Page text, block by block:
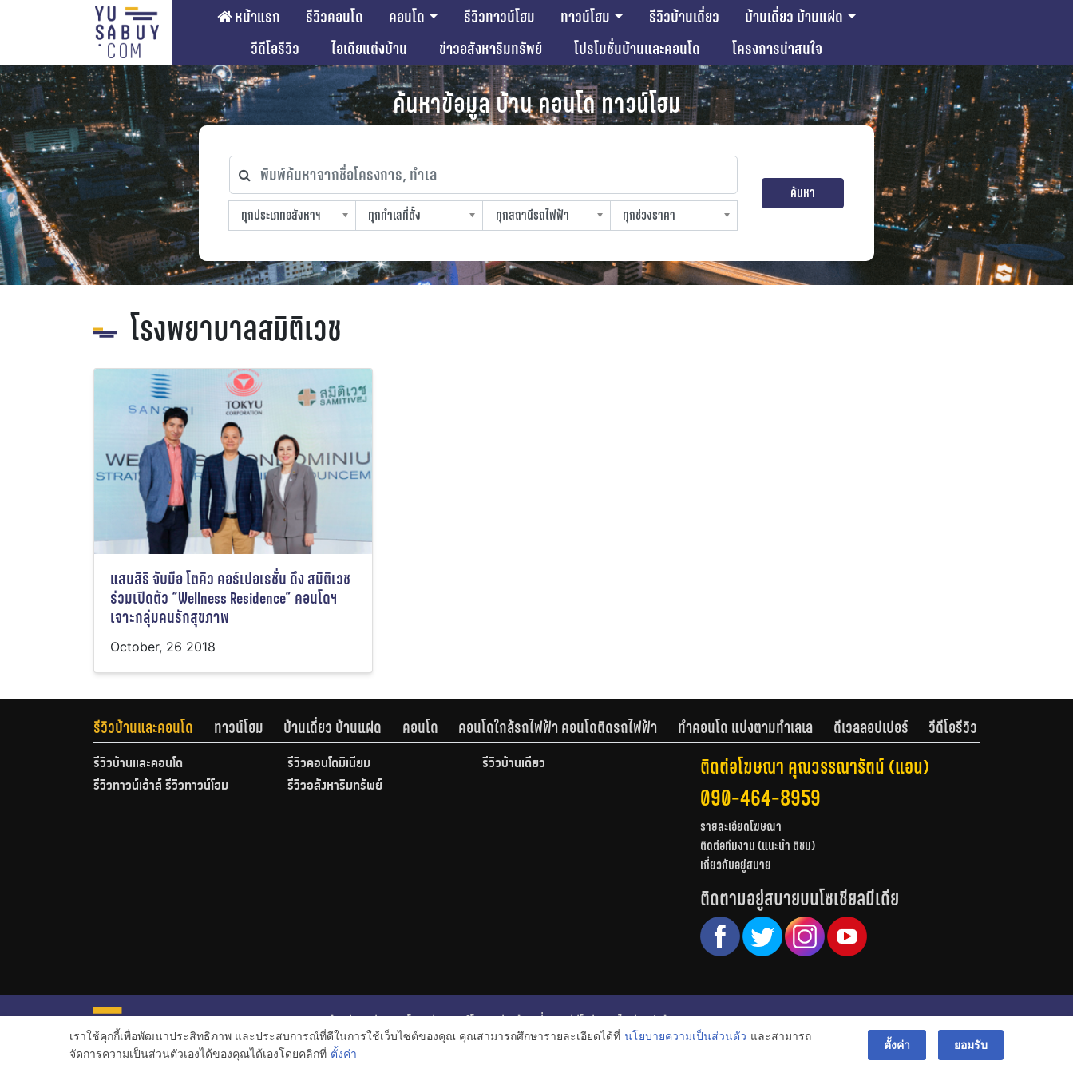
หน้าแรก รีวิวคอนโด คอนโด รีวิวทาวน์โฮม ทาวน์โฮม รีวิวบ้านเดี่ยว
บ้านเดี่ยว บ้านแฝด
วีดีโอรีวิว
ไอเดียแต่งบ้าน ข่าวอสังหาริมทรัพย์ โปรโมชั่นบ้านและคอนโด โครงการน่าสนใจ
ค้นหาข้อมูล บ้าน คอนโด ทาวน์โฮม
พิมพ์ค้นหาจากชื่อโครงการ, ทำเล
ทุกประเภทอสังหาฯ
ทุกประเภทอสังหาฯ
ทุกทำเลที่ตั้ง
ทุกทำเลที่ตั้ง
ทุกสถานีรถไฟฟ้า
ทุกสถานีรถไฟฟ้า
ทุกช่วงราคา
ทุกช่วงราคา
ค้นหา
โรงพยาบาลสมิติเวช
แสนสิริ จับมือ โตคิว คอร์เปอเรชั่น ดึง สมิติเวช
ร่วมเปิดตัว “Wellness Residence” คอนโดฯ
เจาะกลุ่มคนรักสุขภาพ
October, 26 2018
รีวิวบ้านและคอนโด ทาวน์โฮม บ้านเดี่ยว บ้านแฝด คอนโด คอนโดใกล้รถไฟฟ้า คอนโดติดรถไฟฟ้า ทำคอนโด แบ่งตามทำเลเล ดีเวลลอปเปอร์ วีดีโอรีวิว
รีวิวบ้านและคอนโด รีวิวคอนโดมิเนียม
รีวิวบ้านเดี่ยว
รีวิวทาวน์เฮ้าส์ รีวิวทาวน์โฮม
รีวิวอสังหาริมทรัพย์
ติดต่อโฆษณา คุณวรรณารัตน์ (แอน)
090-464-8959
รายละเอียดโฆษณา
ติดต่อทีมงาน (แนะนำ ติชม)
เกี่ยวกับอยู่สบาย
ติดตามอยู่สบายบนโซเชียลมีเดีย
หน้าหลัก รีวิวคอนโด รีวิวทาวน์โฮม รีวิวบ้านเดี่ยว วีดีโอรีวิว
ไอเดียแต่งบ้าน
ข่าวอสังหาริมทรัพย์
โปรโมชั่นบ้านและคอนโด
© สงวนลิขสิทธิ์ 2556-2564
เราใช้คุกกี้เพื่อพัฒนาประสิทธิภาพ และประสบการณ์ที่ดีในการใช้เว็บไซต์ของคุณ คุณสามารถศึกษารายละเอียดได้ที่ นโยบายความเป็นส่วนตัว และสามารถ
จัดการความเป็นส่วนตัวเองได้ของคุณได้เองโดยคลิกที่ ตั้งค่า
ตั้งค่า ยอมรับ